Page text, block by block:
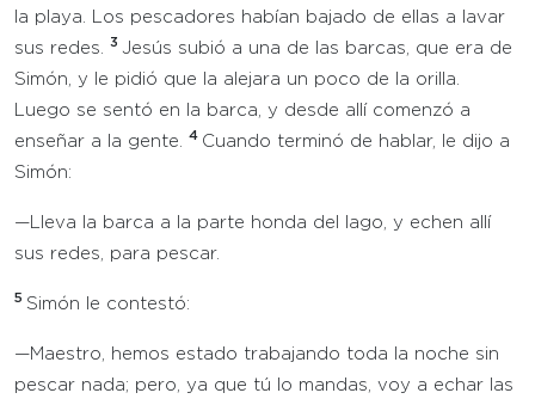
la playa. Los pescadores habían bajado de ellas a lavar
sus redes.
3 Jesús subió a una de las barcas, que era de
Simón, y le pidió que la alejara un poco de la orilla.
Luego se sentó en la barca, y desde allí comenzó a
enseñar a la gente.
4 Cuando terminó de hablar, le dijo a
Simón:
—Lleva la barca a la parte honda del lago, y echen allí
sus redes, para pescar.
5 Simón le contestó:
—Maestro, hemos estado trabajando toda la noche sin
pescar nada; pero, ya que tú lo mandas, voy a echar las